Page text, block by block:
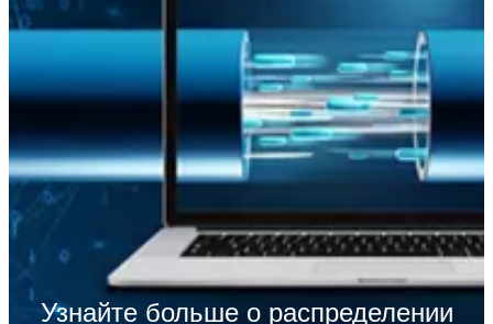
Узнайте больше о распределении